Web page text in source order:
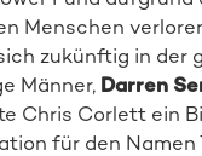
Menschen
zukünftig in
Männer, Darren
Chris Corlett ein
für den Namen